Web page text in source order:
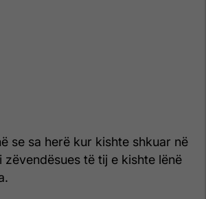
se sa herë kur kishte shkuar në
zëvendësues të tij e kishte lënë